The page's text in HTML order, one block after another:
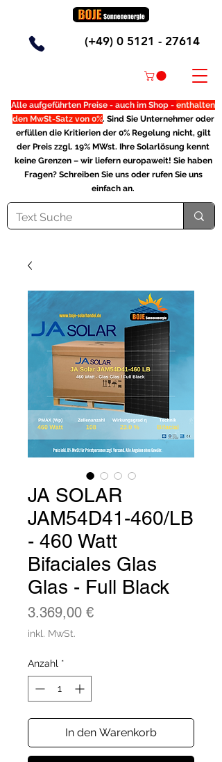
(+49) 0 5121 - 27614
Alle aufgeführten Preise - auch im Shop - enthalten
den MwSt-Satz von 0%. Sind Sie Unternehmer oder
erfüllen die Kritierien der 0% Regelung nicht, gilt
der Preis zzgl. 19% MWst. Ihre Solarlösung kennt
keine Grenzen – wir liefern europaweit! Sie haben
Fragen? Schreiben Sie uns oder rufen Sie uns
einfach an.
JA SOLAR
JAM54D41-460/LB
- 460 Watt
Bifaciales Glas
Glas - Full Black
3.369,00 €Preis
inkl. MwSt.
Anzahl *
In den Warenkorb